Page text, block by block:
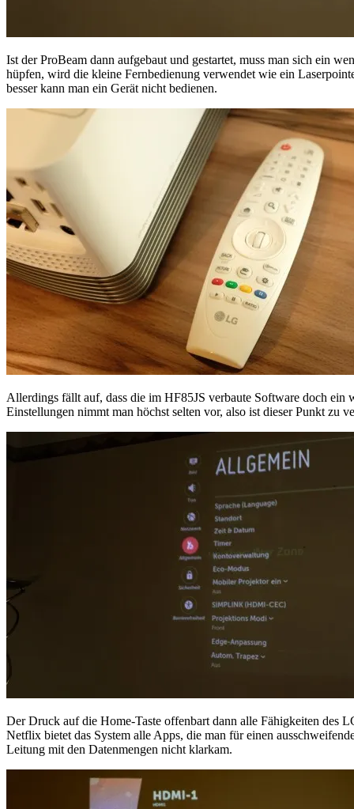
Ist der ProBeam dann aufgebaut und gestartet, muss man sich ein
hüpfen, wird die kleine Fernbedienung verwendet wie ein
besser kann man ein Gerät nicht bedienen.
Allerdings fällt auf, dass die im HF85JS verbaute Software doch
Einstellungen nimmt man höchst selten vor, also ist dieser Punkt zu
Der Druck auf die Home-Taste offenbart dann alle Fähigkeiten des
Netflix bietet das System alle Apps, die man für einen
Leitung mit den Datenmengen nicht klarkam.